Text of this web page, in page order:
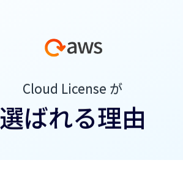
Cloud License が
選ばれる理由